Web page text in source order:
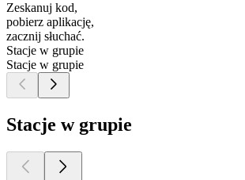
Zeskanuj kod,
pobierz aplikację,
zacznij słuchać.
Stacje w grupie
Stacje w grupie
Stacje w grupie